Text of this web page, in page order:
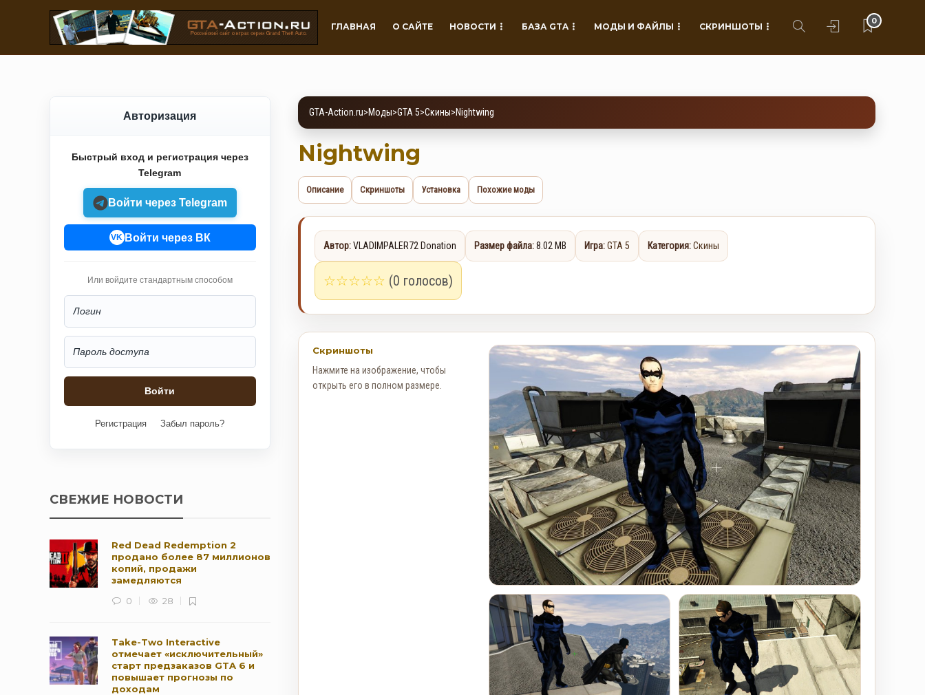
ГЛАВНАЯ О САЙТЕ НОВОСТИ БАЗА GTA МОДЫ И ФАЙЛЫ СКРИНШОТЫ
0
Авторизация
Быстрый вход и регистрация через
Telegram
Войти через Telegram
VK Войти через ВК
Или войдите стандартным способом
Регистрация Забыл пароль?
СВЕЖИЕ НОВОСТИ
Red Dead Redemption 2
продано более 87 миллионов
копий, продажи
замедляются
0
28
Take-Two Interactive
отмечает «исключительный»
старт предзаказов GTA 6 и
повышает прогнозы по
доходам
Rockstar и Netflix представят
новый трейлер геймплея GTA
GTA-Action.ru>Моды>GTA 5>Скины>Nightwing
Nightwing
Описание Скриншоты Установка Похожие моды
Автор:VLADIMPALER72 Donation Размер файла:8.02 MB Игра:GTA 5 Категория:Скины
☆☆☆☆☆ (0 голосов)
Скриншоты
Нажмите на изображение, чтобы
открыть его в полном размере.